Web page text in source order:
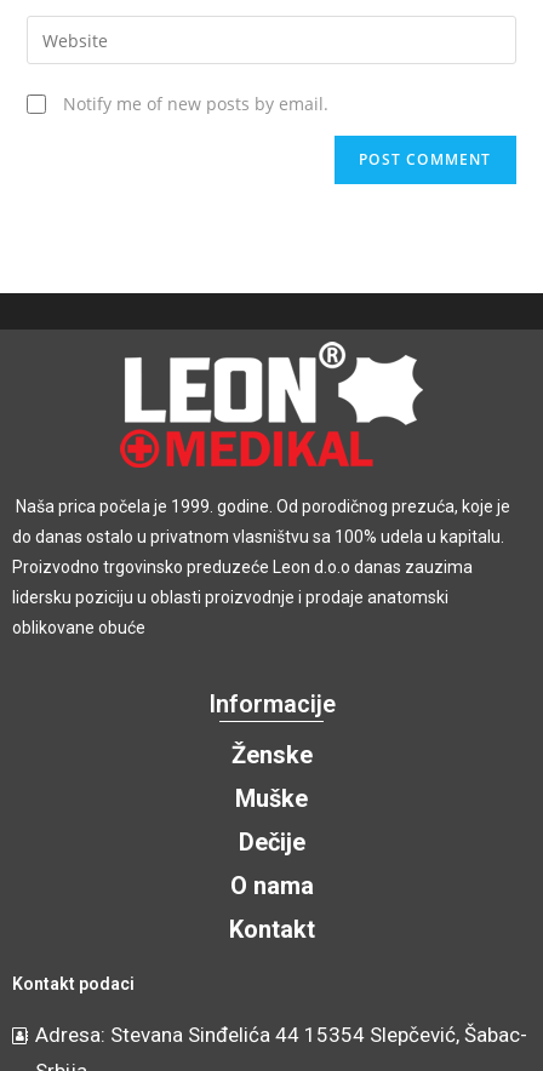
Notify me of new posts by email.
Naša prica počela je 1999. godine. Od porodičnog prezuća, koje je
do danas ostalo u privatnom vlasništvu sa 100% udela u kapitalu.
Proizvodno trgovinsko preduzeće Leon d.o.o danas zauzima
lidersku poziciju u oblasti proizvodnje i prodaje anatomski
oblikovane obuće
Informacije
Ženske
Muške
Dečije
O nama
Kontakt
Kontakt podaci
Adresa: Stevana Sinđelića 44 15354 Slepčević, Šabac-